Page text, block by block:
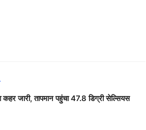
कहर जारी, तापमान पहुंचा 47.8 डिग्री सेल्सियस